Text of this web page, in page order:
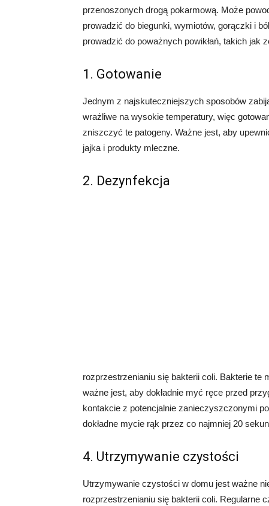
przenoszonych drogą pokarmową. Może
prowadzić do biegunki, wymiotów, gorączki i
prowadzić do poważnych powikłań, takich jak
1. Gotowanie
Jednym z najskuteczniejszych sposobów
wrażliwe na wysokie temperatury, więc
zniszczyć te patogeny. Ważne jest, aby
jajka i produkty mleczne.
2. Dezynfekcja
rozprzestrzenianiu się bakterii coli. Bakterie te
ważne jest, aby dokładnie myć ręce przed
kontakcie z potencjalnie zanieczyszczonymi
dokładne mycie rąk przez co najmniej 20
4. Utrzymywanie czystości
Utrzymywanie czystości w domu jest ważne
rozprzestrzenianiu się bakterii coli. Regularne